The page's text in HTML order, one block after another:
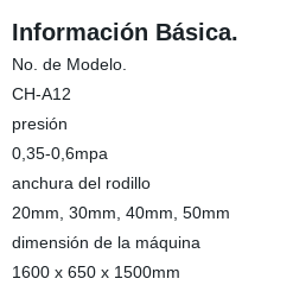
Información Básica.
No. de Modelo.
CH-A12
presión
0,35-0,6mpa
anchura del rodillo
20mm, 30mm, 40mm, 50mm
dimensión de la máquina
1600 x 650 x 1500mm